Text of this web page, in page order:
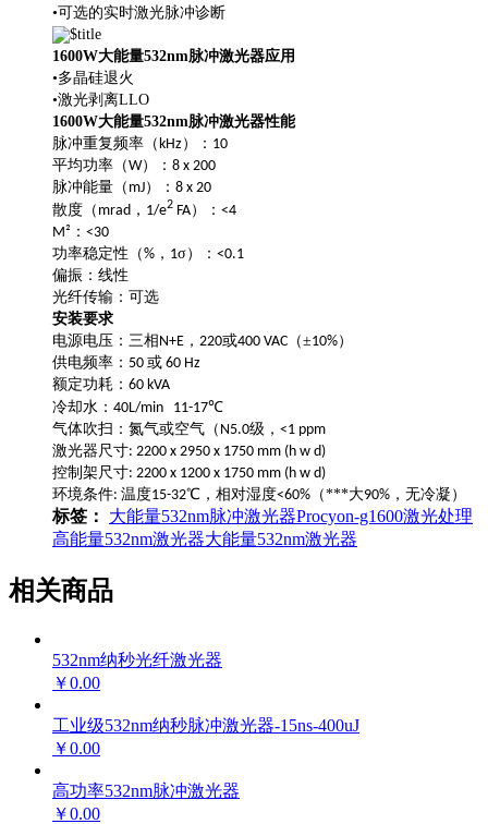
•可选的实时激光脉冲诊断
1600W大能量532nm脉冲激光器应用
•多晶硅退火
•激光剥离LLO
1600W大能量532nm脉冲激光器性能
脉冲重复频率（ kHz）： 10
平均功率（W）： 8 x 200
脉冲能量（ mJ）： 8 x 20
散度（ mrad ， 1/e2 FA）： <4
M² ： <30
功率稳定性（% ， 1σ）： <0.1
偏振：线性
光纤传输：可选
安装要求
电源电压：三相 N+E ， 220或400 VAC （±10%）
供电频率： 50 或 60 Hz
额定功耗： 60 kVA
冷却水： 40L/min 11-17℃
气体吹扫：氮气或空气（ N5.0级， <1 ppm
激光器尺寸: 2200 x 2950 x 1750 mm (h w d)
控制架尺寸: 2200 x 1200 x 1750 mm (h w d)
环境条件: 温度15-32℃，相对湿度<60% （***大90% ，无冷凝）
标签： 大能量532nm脉冲激光器Procyon-g1600激光处理
高能量532nm激光器大能量532nm激光器
相关商品
532nm纳秒光纤激光器
￥0.00
工业级532nm纳秒脉冲激光器-15ns-400uJ
￥0.00
高功率532nm脉冲激光器
￥0.00